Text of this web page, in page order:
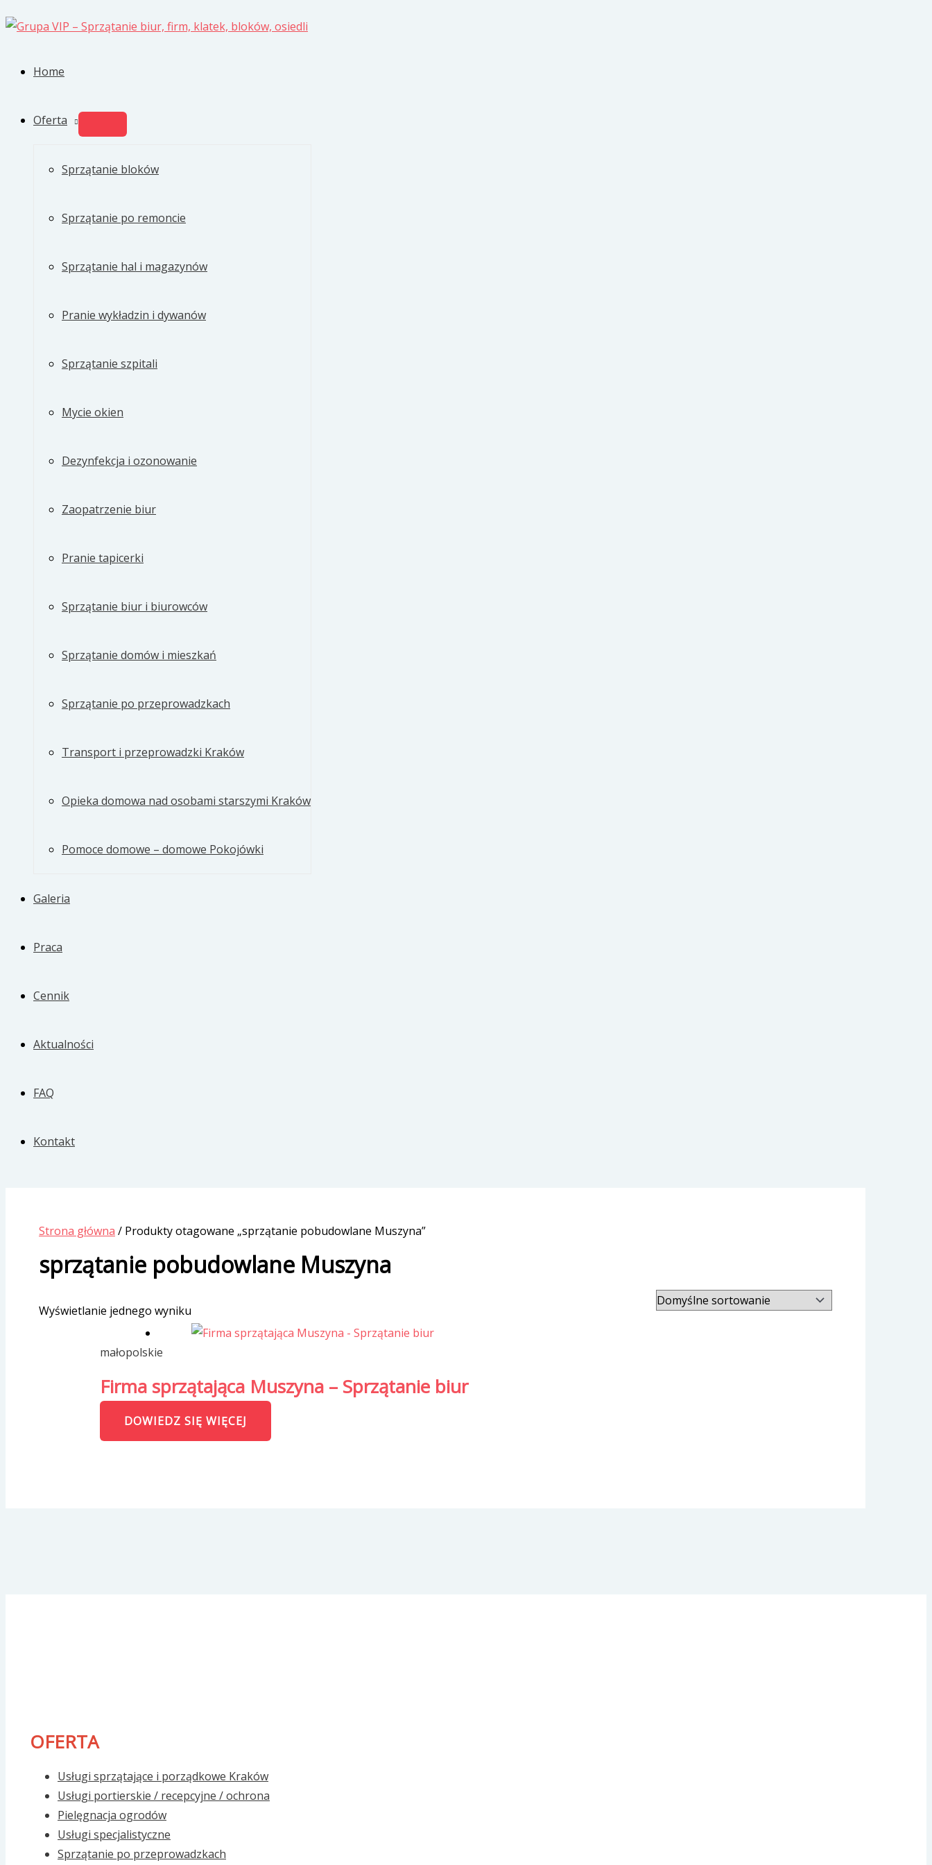
Przejdź
do
Home
Oferta
MENU
Sprzątanie bloków
Sprzątanie po remoncie
Sprzątanie hal i magazynów
Pranie wykładzin i dywanów
Sprzątanie szpitali
Mycie okien
Dezynfekcja i ozonowanie
Zaopatrzenie biur
Pranie tapicerki
Sprzątanie biur i biurowców
Sprzątanie domów i mieszkań
Sprzątanie po przeprowadzkach
Transport i przeprowadzki Kraków
Opieka domowa nad osobami starszymi Kraków
Pomoce domowe – domowe Pokojówki
Galeria
Praca
Cennik
Aktualności
FAQ
Kontakt
Strona główna / Produkty otagowane „sprzątanie pobudowlane Muszyna”
sprzątanie pobudowlane Muszyna
Wyświetlanie jednego wyniku
małopolskie
Firma sprzątająca Muszyna – Sprzątanie biur
DOWIEDZ SIĘ WIĘCEJ
OFERTA
Usługi sprzątające i porządkowe Kraków
Usługi portierskie / recepcyjne / ochrona
Pielęgnacja ogrodów
Usługi specjalistyczne
Sprzątanie po przeprowadzkach